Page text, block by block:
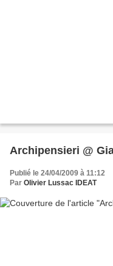
Archipensieri @
Publié le 24/04/2009 à 11:12
Par Olivier Lussac IDEAT